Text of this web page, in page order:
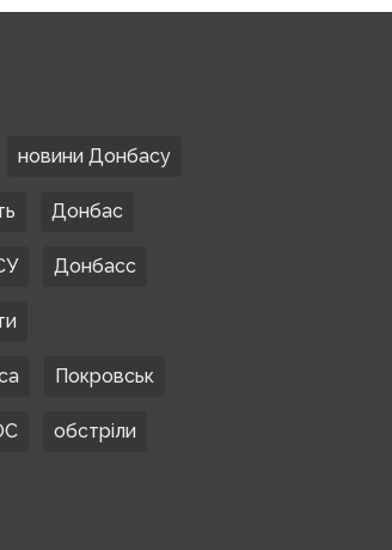
новини Донбасу
Донбас
Донбасс
Покровськ
обстріли